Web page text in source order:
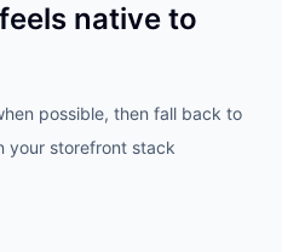
native to
possible, then fall back to
your storefront stack